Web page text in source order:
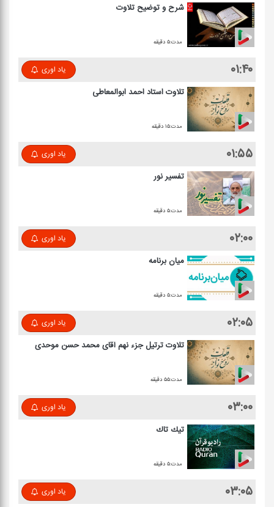
شرح و توضیح تلاوت
مدت:۵ دقیقه
۰۱:۴۰ یاد اوری
تلاوت استاد احمد ابوالمعاطی
مدت:۱۵ دقیقه
۰۱:۵۵ یاد اوری
تفسیر نور
مدت:۵ دقیقه
۰۲:۰۰ یاد اوری
میان برنامه
مدت:۵ دقیقه
۰۲:۰۵ یاد اوری
تلاوت ترتیل جزء نهم آقای محمد حسن موحدی
مدت:۵۵ دقیقه
۰۳:۰۰ یاد اوری
تیك تاك
مدت:۵ دقیقه
۰۳:۰۵ یاد اوری